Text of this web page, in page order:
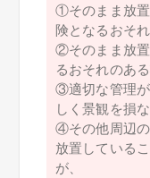
①そのまま放
険となるおそ
②そのまま放
るおそれのあ
③適切な管理
しく景観を損
④その他周辺
放置している
が、